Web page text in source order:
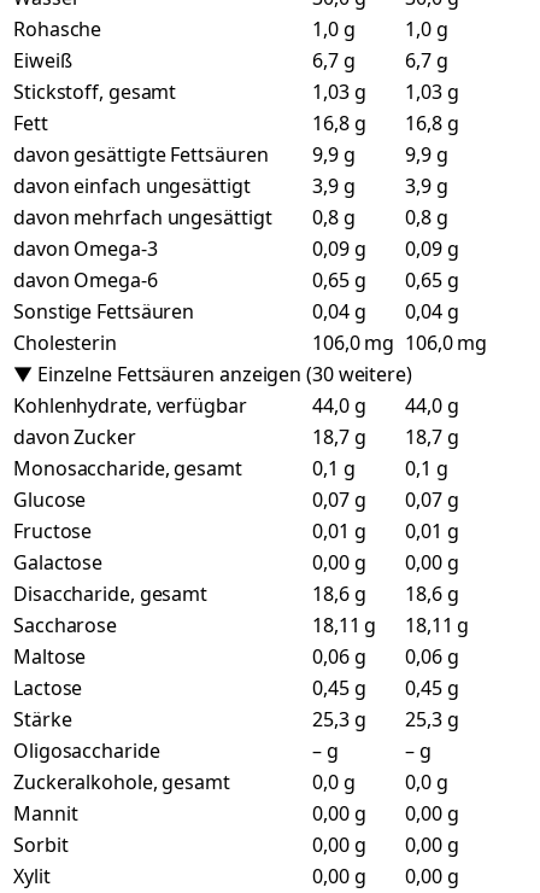
Rohasche
1,0 g
1,0 g
Eiweiß
6,7 g
6,7 g
Stickstoff, gesamt
1,03 g
1,03 g
Fett
16,8 g
16,8 g
davon gesättigte Fettsäuren
9,9 g
9,9 g
davon einfach ungesättigt
3,9 g
3,9 g
davon mehrfach ungesättigt
0,8 g
0,8 g
davon Omega-3
0,09 g
0,09 g
davon Omega-6
0,65 g
0,65 g
Sonstige Fettsäuren
0,04 g
0,04 g
Cholesterin
106,0 mg 106,0 mg
▼ Einzelne Fettsäuren anzeigen (30 weitere)
Kohlenhydrate, verfügbar
44,0 g
44,0 g
davon Zucker
18,7 g
18,7 g
Monosaccharide, gesamt
0,1 g
0,1 g
Glucose
0,07 g
0,07 g
Fructose
0,01 g
0,01 g
Galactose
0,00 g
0,00 g
Disaccharide, gesamt
18,6 g
18,6 g
Saccharose
18,11 g
18,11 g
Maltose
0,06 g
0,06 g
Lactose
0,45 g
0,45 g
Stärke
25,3 g
25,3 g
Oligosaccharide
– g
– g
Zuckeralkohole, gesamt
0,0 g
0,0 g
Mannit
0,00 g
0,00 g
Sorbit
0,00 g
0,00 g
Xylit
0,00 g
0,00 g